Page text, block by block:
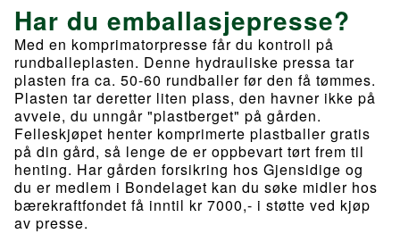
Har du emballasjepresse?
Med en komprimatorpresse får du kontroll på
rundballeplasten. Denne hydrauliske pressa tar
plasten fra ca. 50-60 rundballer før den få tømmes.
Plasten tar deretter liten plass, den havner ikke på
avveie, du unngår "plastberget" på gården.
Felleskjøpet henter komprimerte plastballer gratis
på din gård, så lenge de er oppbevart tørt frem til
henting. Har gården forsikring hos Gjensidige og
du er medlem i Bondelaget kan du søke midler hos
bærekraftfondet få inntil kr 7000,- i støtte ved kjøp
av presse.